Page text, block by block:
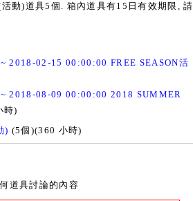
動)道具5個. 箱內道具有15日有效期限, 請
2018-02-15 00:00:00 FREE SEASON活
2018-08-09 00:00:00 2018 SUMMER
時)
) (5個)(360 小時)
道具討論的內容